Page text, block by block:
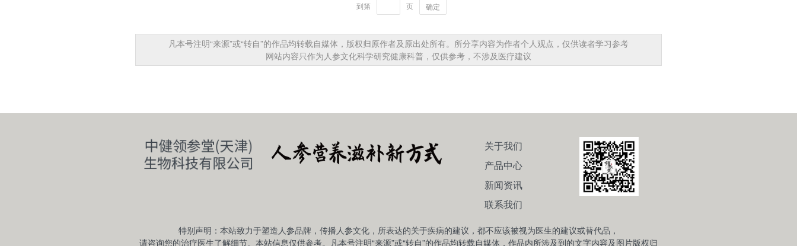
到第 页 确定
凡本号注明“来源”或“转自”的作品均转载自媒体，版权归原作者及原出处所有。所分享内容为作者个人观点，仅供读者学习参考
网站内容只作为人参文化科学研究健康科普，仅供参考，不涉及医疗建议
关于我们
产品中心
新闻资讯
联系我们
特别声明：本站致力于塑造人参品牌，传播人参文化，所表达的关于疾病的建议，都不应该被视为医生的建议或替代品，
请咨询您的治疗医生了解细节。本站信息仅供参考。凡本号注明“来源”或“转自”的作品均转载自媒体，作品内所涉及到的文字内容及图片版权归